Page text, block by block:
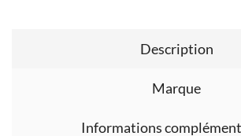
Description
Marque
Informations